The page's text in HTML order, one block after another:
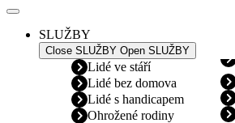
SLUŽBY
Close SLUŽBY Open SLUŽBY
Lidé ve stáří
Lidé bez domova
Lidé s handicapem
Ohrožené rodiny